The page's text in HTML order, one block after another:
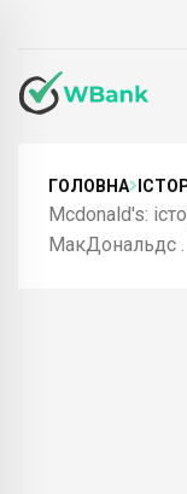
ГОЛОВНА
Mcdonald's:
МакДональдс .